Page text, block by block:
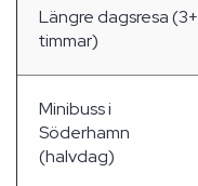
Längre dagsresa (3+
timmar)
Minibuss i
Söderhamn
(halvdag)